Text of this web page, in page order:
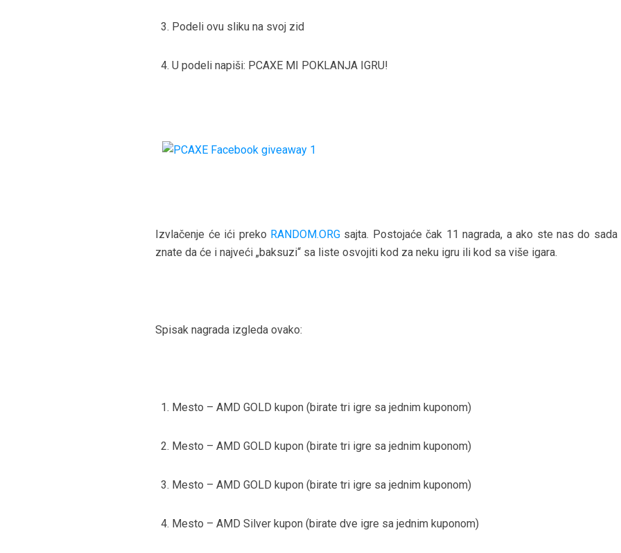
Podeli ovu sliku na svoj zid
U podeli napiši: PCAXE MI POKLANJA IGRU!
Izvlačenje će ići preko RANDOM.ORG sajta. Postojaće čak 11 nagrada, a ako ste nas do sada
znate da će i najveći „baksuzi“ sa liste osvojiti kod za neku igru ili kod sa više igara.
Spisak nagrada izgleda ovako:
Mesto – AMD GOLD kupon (birate tri igre sa jednim kuponom)
Mesto – AMD GOLD kupon (birate tri igre sa jednim kuponom)
Mesto – AMD GOLD kupon (birate tri igre sa jednim kuponom)
Mesto – AMD Silver kupon (birate dve igre sa jednim kuponom)